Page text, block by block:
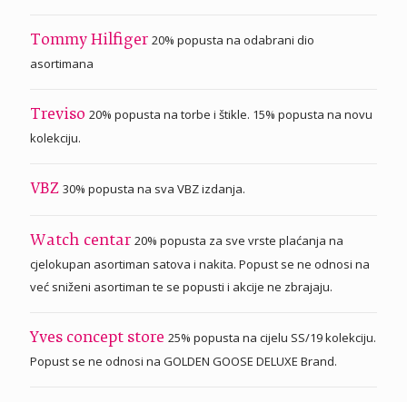
Tommy Hilfiger 20% popusta na odabrani dio
asortimana
Treviso 20% popusta na torbe i štikle. 15% popusta na novu
kolekciju.
VBZ 30% popusta na sva VBZ izdanja.
Watch centar 20% popusta za sve vrste plaćanja na
cjelokupan asortiman satova i nakita. Popust se ne odnosi na
već sniženi asortiman te se popusti i akcije ne zbrajaju.
Yves concept store 25% popusta na cijelu SS/19 kolekciju.
Popust se ne odnosi na GOLDEN GOOSE DELUXE Brand.